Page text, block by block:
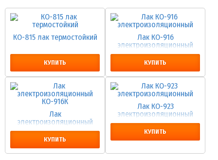
КО-815 лак термостойкий
КУПИТЬ
Лак КО-916
электроизоляционный
КУПИТЬ
Лак
электроизоляционный
КО-916К
КУПИТЬ
Лак КО-923
электроизоляционный
КУПИТЬ